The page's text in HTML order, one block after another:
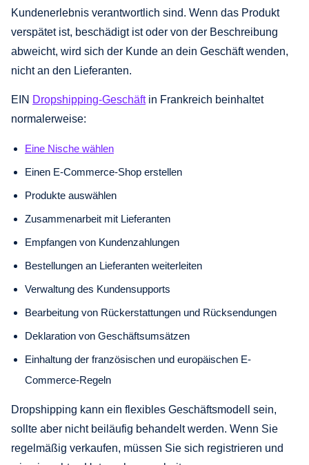
Kundenerlebnis verantwortlich sind. Wenn das Produkt
verspätet ist, beschädigt ist oder von der Beschreibung
abweicht, wird sich der Kunde an dein Geschäft wenden,
nicht an den Lieferanten.
EIN Dropshipping-Geschäftin Frankreich beinhaltet
normalerweise:
Eine Nische wählen
Einen E-Commerce-Shop erstellen
Produkte auswählen
Zusammenarbeit mit Lieferanten
Empfangen von Kundenzahlungen
Bestellungen an Lieferanten weiterleiten
Verwaltung des Kundensupports
Bearbeitung von Rückerstattungen und Rücksendungen
Deklaration von Geschäftsumsätzen
Einhaltung der französischen und europäischen E-
Commerce-Regeln
Dropshipping kann ein flexibles Geschäftsmodell sein,
sollte aber nicht beiläufig behandelt werden. Wenn Sie
regelmäßig verkaufen, müssen Sie sich registrieren und